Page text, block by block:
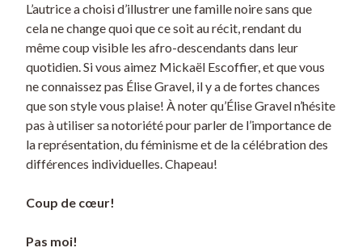
L’autrice a choisi d’illustrer une famille noire sans que
cela ne change quoi que ce soit au récit, rendant du
même coup visible les afro-descendants dans leur
quotidien. Si vous aimez Mickaël Escoffier, et que vous
ne connaissez pas Élise Gravel, il y a de fortes chances
que son style vous plaise! À noter qu’Élise Gravel n’hésite
pas à utiliser sa notoriété pour parler de l’importance de
la représentation, du féminisme et de la célébration des
différences individuelles. Chapeau!
Coup de cœur!
Pas moi!